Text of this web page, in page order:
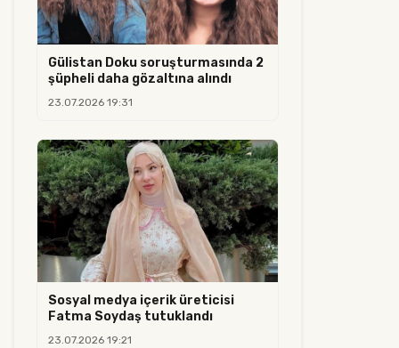
Gülistan Doku soruşturmasında 2
şüpheli daha gözaltına alındı
23.07.2026 19:31
Sosyal medya içerik üreticisi
Fatma Soydaş tutuklandı
23.07.2026 19:21